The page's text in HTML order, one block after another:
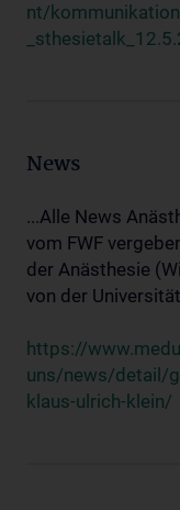
nt/
News
...Alle News
vom FWF
der Anästhesie
von der
https://
uns/news/detail/
klaus-ulrich-klein/